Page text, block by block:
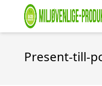
Present-till-